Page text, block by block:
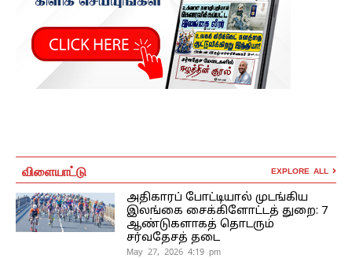
விளையாட்டு EXPLORE ALL
அதிகாரப் போட்டியால் முடங்கிய
இலங்கை சைக்கிளோட்டத் துறை: 7
ஆண்டுகளாகத் தொடரும்
சர்வதேசத் தடை
May 27, 2026 4:19 pm